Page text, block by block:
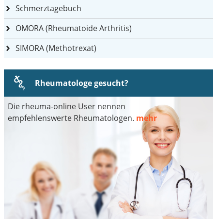
Schmerztagebuch
OMORA (Rheumatoide Arthritis)
SIMORA (Methotrexat)
Rheumatologe gesucht?
Die rheuma-online User nennen
empfehlenswerte Rheumatologen. mehr